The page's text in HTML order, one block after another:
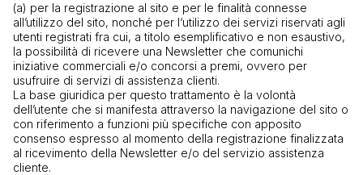
(a) per la registrazione al sito e per le finalità connesse
all’utilizzo del sito, nonché per l‘utilizzo dei servizi riservati agli
utenti registrati fra cui, a titolo esemplificativo e non esaustivo,
la possibilità di ricevere una Newsletter che comunichi
iniziative commerciali e/o concorsi a premi, ovvero per
usufruire di servizi di assistenza clienti.
La base giuridica per questo trattamento è la volontà
dell’utente che si manifesta attraverso la navigazione del sito o
con riferimento a funzioni più specifiche con apposito
consenso espresso al momento della registrazione finalizzata
al ricevimento della Newsletter e/o del servizio assistenza
cliente.